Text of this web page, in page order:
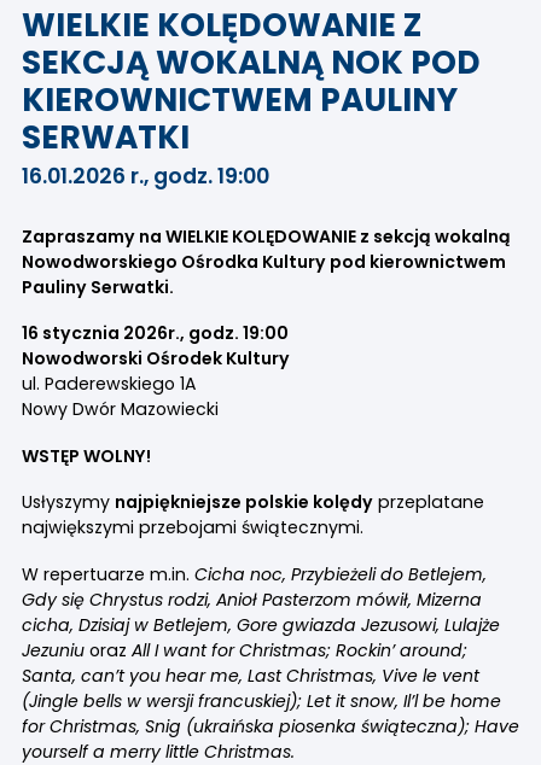
WIELKIE KOLĘDOWANIE Z
SEKCJĄ WOKALNĄ NOK POD
KIEROWNICTWEM PAULINY
SERWATKI
16.01.2026 r., godz. 19:00
Zapraszamy na WIELKIE KOLĘDOWANIE z sekcją wokalną
Nowodworskiego Ośrodka Kultury pod kierownictwem
Pauliny Serwatki.
16 stycznia 2026r., godz. 19:00
Nowodworski Ośrodek Kultury
ul. Paderewskiego 1A
Nowy Dwór Mazowiecki
WSTĘP WOLNY!
Usłyszymy najpiękniejsze polskie kolędyprzeplatane
największymi przebojami świątecznymi.
W repertuarze m.in. Cicha noc, Przybieżeli do Betlejem,
Gdy się Chrystus rodzi, Anioł Pasterzom mówił, Mizerna
cicha, Dzisiaj w Betlejem, Gore gwiazda Jezusowi, Lulajże
Jezuniu oraz All I want for Christmas; Rockin’ around;
Santa, can’t you hear me, Last Christmas, Vive le vent
(Jingle bells w wersji francuskiej); Let it snow, Il’l be home
for Christmas, Snig (ukraińska piosenka świąteczna); Have
yourself a merry little Christmas.